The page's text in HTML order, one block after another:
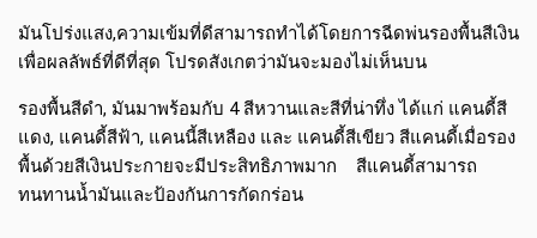
มันโปร่งแสง,ความเข้มที่ดีสามารถทำได้โดยการฉีดพ่นรองพื้นสีเงิน
เพื่อผลลัพธ์ที่ดีที่สุด โปรดสังเกตว่ามันจะมองไม่เห็นบน
รองพื้นสีดำ, มันมาพร้อมกับ 4 สีหวานและสีที่น่าทึ่ง ได้แก่ แคนดี้สี
แดง, แคนดี้สีฟ้า, แคนนี้สีเหลือง และ แคนดี้สีเขียว สีแคนดี้เมื่อรอง
พื้นด้วยสีเงินประกายจะมีประสิทธิภาพมาก สีแคนดี้สามารถ
ทนทานน้ำมันและป้องกันการกัดกร่อน